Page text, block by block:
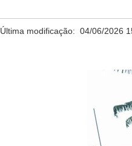
Última modificação:04/06/2026